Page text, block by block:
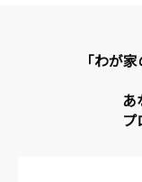
「わが
あ
プ